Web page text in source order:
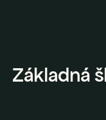
Základná